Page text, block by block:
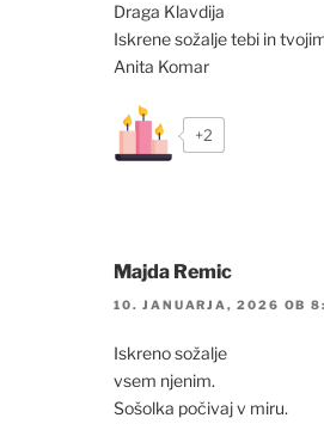
Draga Klavdija
Iskrene sožalje tebi in
Anita Komar
+2
Majda Remic
10. JANUARJA, 2026 OB
Iskreno sožalje
vsem njenim.
Sošolka počivaj v miru.